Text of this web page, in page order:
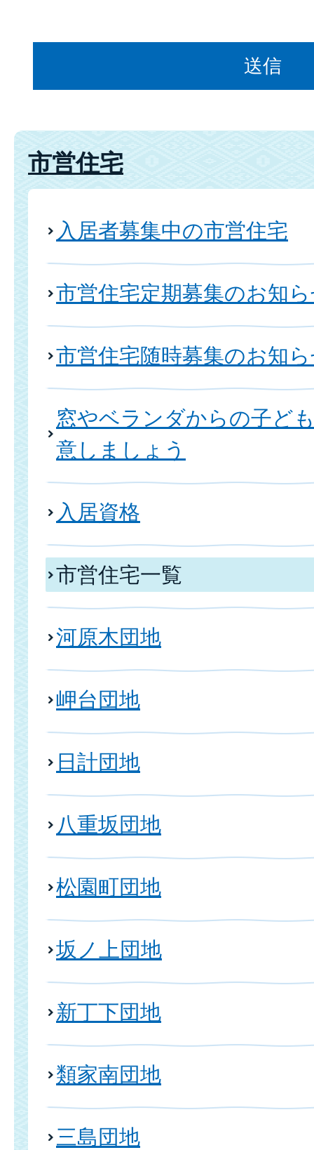
市営住宅
入居者募集中の市営住宅
市営住宅定期募集のお知
市営住宅随時募集のお知
窓やベランダからの子ど
意しましょう
入居資格
市営住宅一覧
河原木団地
岬台団地
日計団地
八重坂団地
松園町団地
坂ノ上団地
新丁下団地
類家南団地
三島団地